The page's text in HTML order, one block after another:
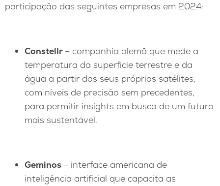
participação das seguintes empresas em 2024:
Constellr – companhia alemã que mede a
temperatura da superfície terrestre e da
água a partir dos seus próprios satélites,
com níveis de precisão sem precedentes,
para permitir insights em busca de um futuro
mais sustentável.
Geminos – interface americana de
inteligência artificial que capacita as